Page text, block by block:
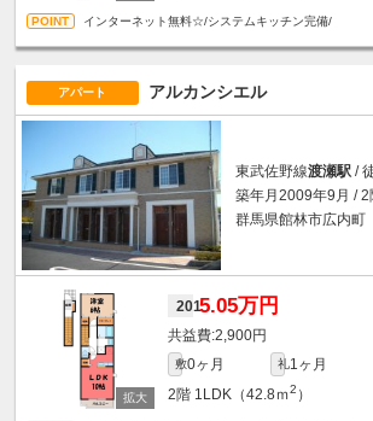
インターネット無料☆/システムキッチン完備/
アパート アルカンシエル
東武佐野線渡瀬駅 /
築年月2009年9月 / 2
群馬県館林市広内町
2015.05万円
2,900円
敷0ヶ月 礼1ヶ月
2階 1LDK（42.8ｍ2 ）